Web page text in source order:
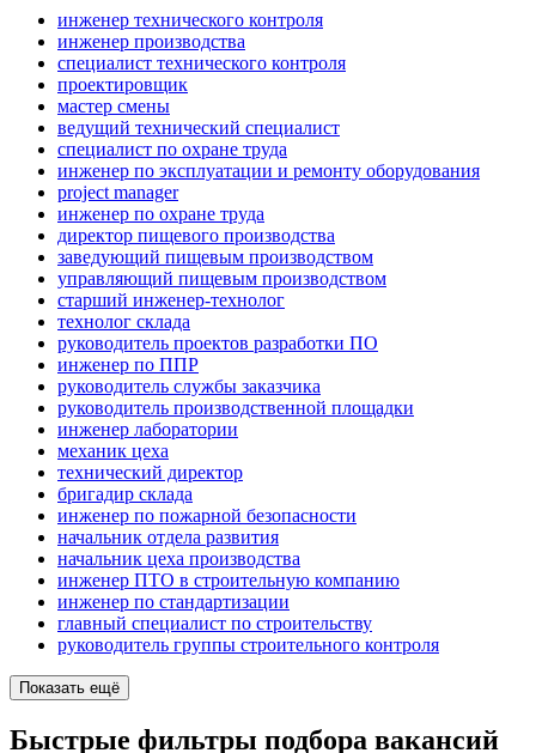
инженер технического контроля
инженер производства
специалист технического контроля
проектировщик
мастер смены
ведущий технический специалист
специалист по охране труда
инженер по эксплуатации и ремонту оборудования
project manager
инженер по охране труда
директор пищевого производства
заведующий пищевым производством
управляющий пищевым производством
старший инженер-технолог
технолог склада
руководитель проектов разработки ПО
инженер по ППР
руководитель службы заказчика
руководитель производственной площадки
инженер лаборатории
механик цеха
технический директор
бригадир склада
инженер по пожарной безопасности
начальник отдела развития
начальник цеха производства
инженер ПТО в строительную компанию
инженер по стандартизации
главный специалист по строительству
руководитель группы строительного контроля
Показать ещё
Быстрые фильтры подбора вакансий